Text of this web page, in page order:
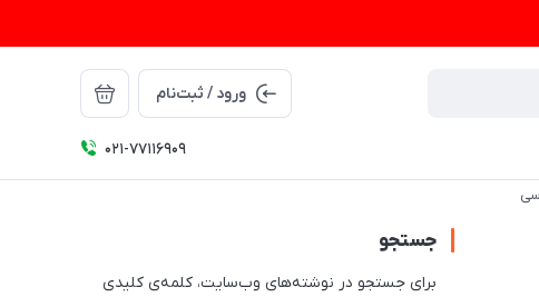
ورود / ثبت‌نام
021-77116909
جستجو
برای جستجو در نوشته‌های وب‌سایت، کلمه‌ی کلیدی